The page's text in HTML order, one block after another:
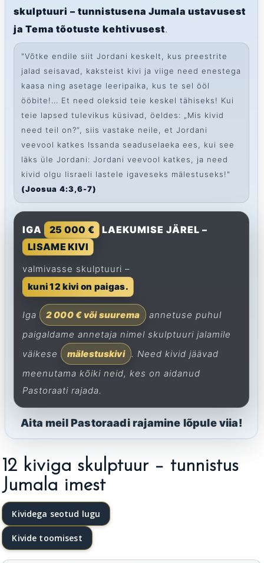
skulptuuri – tunnistusena Jumala ustavusest
ja Tema tõotuste kehtivusest.
"Võtke endile siit Jordani keskelt, kus preestrite
jalad seisavad, kaksteist kivi ja viige need enestega
kaasa ning asetage leeripaika, kus te sel ööl
ööbite!... Et need oleksid teie keskel tähiseks! Kui
teie lapsed tulevikus küsivad, öeldes: „Mis kivid
need teil on?“, siis vastake neile, et Jordani
veevool katkes Issanda seaduselaeka ees, kui see
läks üle Jordani: Jordani veevool katkes, ja need
kivid olgu Iisraeli lastele igaveseks mälestuseks!"
(Joosua 4:3,6-7)
IGA 25 000 €
LAEKUMISE JÄREL –
LISAME KIVI
valmivasse skulptuuri –
kuni 12 kivi on paigas.
Iga 2 000 € või suurema annetuse puhul
paigaldame annetaja nimel skulptuuri jalamile
väikese
mälestuskivi . Need kivid jäävad
meenutama kõiki neid, kes on aidanud
Pastoraati rajada.
Aita meil Pastoraadi rajamine lõpule viia!
12 kiviga skulptuur – tunnistus
Jumala imest
Kividega seotud lugu
Kivide toomisest